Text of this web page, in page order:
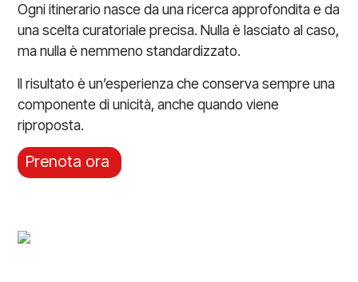
Ogni itinerario nasce da una ricerca approfondita e da
una scelta curatoriale precisa. Nulla è lasciato al caso,
ma nulla è nemmeno standardizzato.
Il risultato è un’esperienza che conserva sempre una
componente di unicità, anche quando viene
riproposta.
Prenota ora